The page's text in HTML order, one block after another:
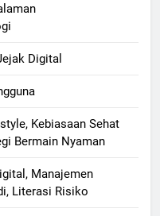
Digital
Kebiasaan Sehat
Bermain Nyaman
Manajemen
Literasi Risiko